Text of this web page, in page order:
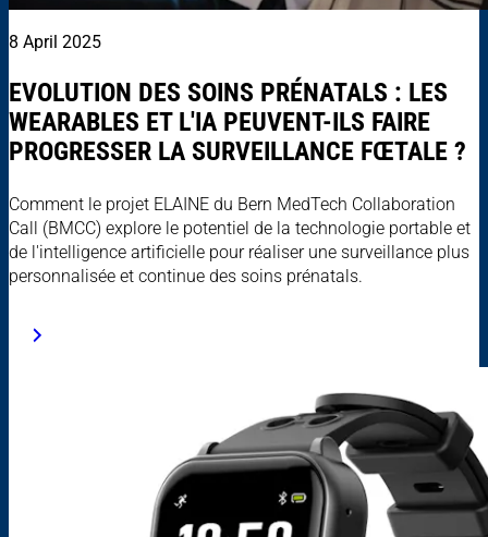
8 April 2025
EVOLUTION DES SOINS PRÉNATALS : LES
WEARABLES ET L'IA PEUVENT-ILS FAIRE
PROGRESSER LA SURVEILLANCE FŒTALE ?
Comment le projet ELAINE du Bern MedTech Collaboration
Call (BMCC) explore le potentiel de la technologie portable et
de l'intelligence artificielle pour réaliser une surveillance plus
personnalisée et continue des soins prénatals.